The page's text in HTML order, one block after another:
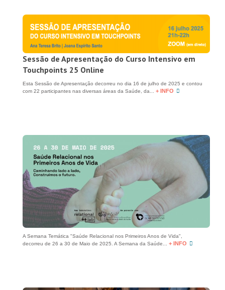
Sessão de Apresentação do Curso Intensivo em
Touchpoints 25 Online
Esta Sessão de Apresentação decorreu no dia 16 de julho de 2025 e contou
com 22 participantes nas diversas áreas da Saúde, da... + INFO
A Semana Temática "Saúde Relacional nos Primeiros Anos de Vida",
decorreu de 26 a 30 de Maio de 2025. A Semana da Saúde... + INFO